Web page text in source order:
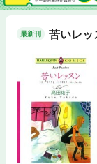
最新刊 苦いレッ